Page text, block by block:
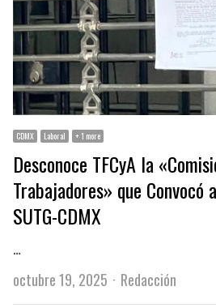
CDMX Laboral + 1 more
Desconoce TFCyA la
Trabajadores» que Convocó
SUTG-CDMX
…
octubre 19, 2025
Author
Redacción